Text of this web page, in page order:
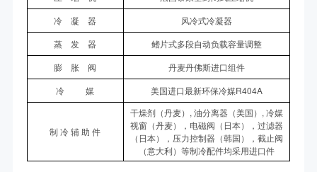
冷 凝 器
风冷式冷凝器
蒸 发 器
鳍片式多段自动负载容量调整
膨 胀 阀
丹麦丹佛斯进口组件
冷 媒
美国进口最新环保冷媒R404A
制 冷 辅 助 件
干燥剂（丹麦）, 油分离器（美国）, 冷媒
视窗（丹麦），电磁阀（日本），过滤器
（日本），压力控制器（韩国），截止阀
（意大利）等制冷配件均采用进口件